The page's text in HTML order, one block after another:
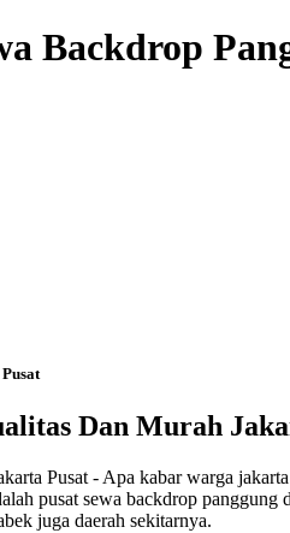
Backdrop
Dan Murah
Pusat - Apa kabar warga
pusat sewa backdrop
juga daerah sekitarnya.